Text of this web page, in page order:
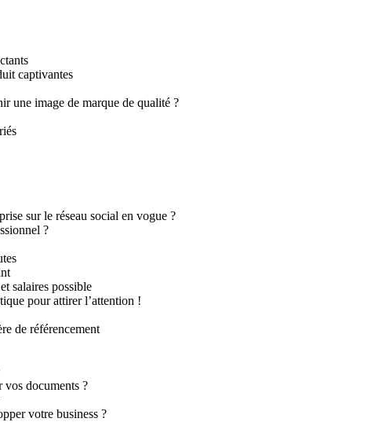
captivantes
une image de marque de qualité ?
sur le réseau social en vogue ?
?
salaires possible
pour attirer l’attention !
de référencement
vos documents ?
votre business ?